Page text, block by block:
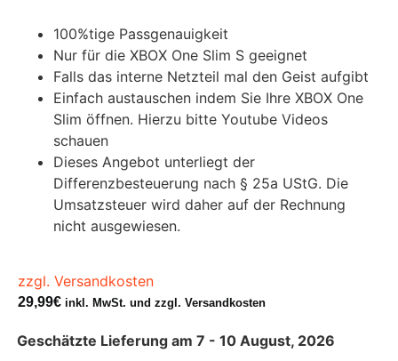
100%tige Passgenauigkeit
Nur für die XBOX One Slim S geeignet
Falls das interne Netzteil mal den Geist aufgibt
Einfach austauschen indem Sie Ihre XBOX One
Slim öffnen. Hierzu bitte Youtube Videos
schauen
Dieses Angebot unterliegt der
Differenzbesteuerung nach § 25a UStG. Die
Umsatzsteuer wird daher auf der Rechnung
nicht ausgewiesen.
zzgl. Versandkosten
29,99€ inkl. MwSt. und zzgl. Versandkosten
Geschätzte Lieferung am 7 - 10 August, 2026